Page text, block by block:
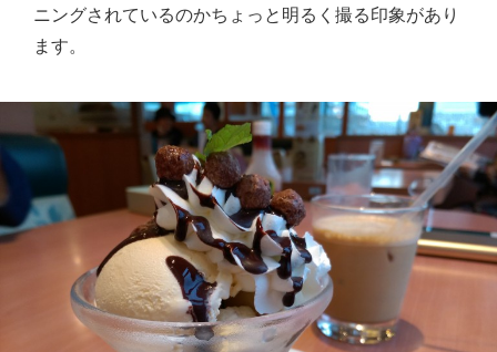
ニングされているのかちょっと明るく撮る印象があり
ます。